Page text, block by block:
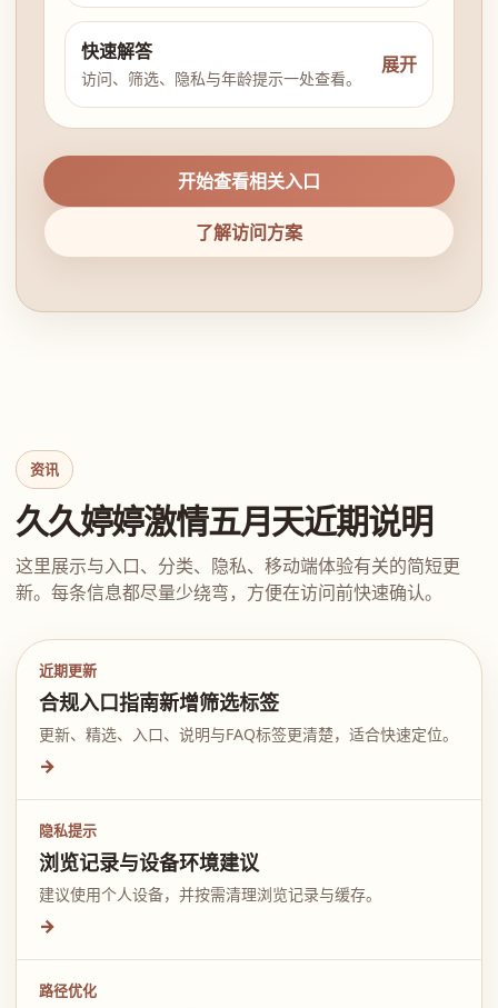
快速解答
访问、筛选、隐私与年龄提示一处查看。
展开
开始查看相关入口
了解访问方案
资讯
久久婷婷激情五月天近期说明
这里展示与入口、分类、隐私、移动端体验有关的简短更
新。每条信息都尽量少绕弯，方便在访问前快速确认。
近期更新
合规入口指南新增筛选标签
更新、精选、入口、说明与FAQ标签更清楚，适合快速定位。
→
隐私提示
浏览记录与设备环境建议
建议使用个人设备，并按需清理浏览记录与缓存。
→
路径优化